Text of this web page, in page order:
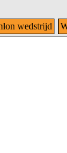
wedstrijd